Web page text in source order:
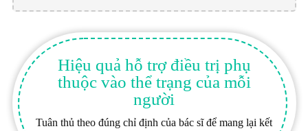
Hiệu quả hỗ trợ điều trị phụ
thuộc vào thể trạng của mỗi
người
Tuân thủ theo đúng chỉ định của bác sĩ để mang lại kết